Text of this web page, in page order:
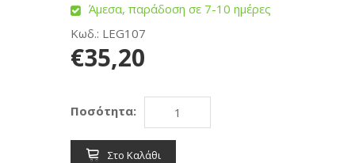
Άμεσα, παράδοση σε 7-10 ημέρες
Κωδ.: LEG107
€35,20
Ποσότητα:
Στο Καλάθι